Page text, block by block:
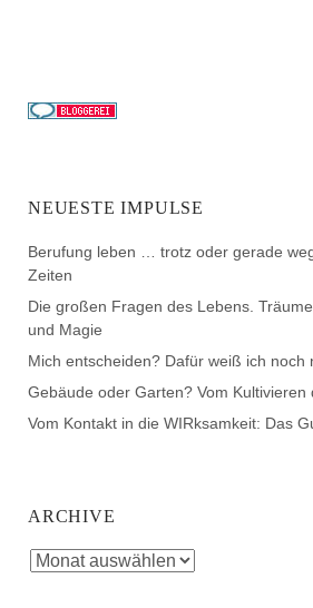
NEUESTE IMPULSE
Berufung leben … trotz oder gerade
Zeiten
Die großen Fragen des Lebens.
und Magie
Mich entscheiden? Dafür weiß ich noch
Gebäude oder Garten? Vom Kultivieren
Vom Kontakt in die WIRksamkeit: Das
ARCHIVE